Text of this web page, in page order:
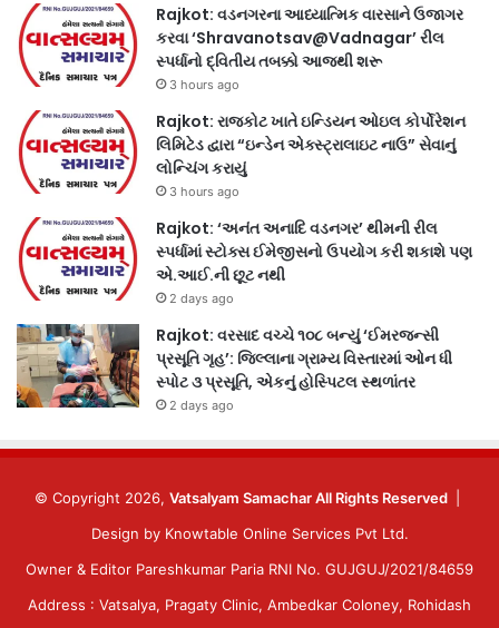
Rajkot: વડનગરના આધ્યાત્મિક વારસાને ઉજાગર
કરવા ‘Shravanotsav@Vadnagar’ રીલ
સ્પર્ધાનો દ્વિતીય તબક્કો આજથી શરૂ
3 hours ago
Rajkot: રાજકોટ ખાતે ઇન્ડિયન ઓઇલ કોર્પોરેશન
લિમિટેડ દ્વારા “ઇન્ડેન એક્સ્ટ્રાલાઇટ નાઉ” સેવાનું
લોન્ચિંગ કરાયું
3 hours ago
Rajkot: ‘અનંત અનાદિ વડનગર’ થીમની રીલ
સ્પર્ધામાં સ્ટોક્સ ઈમેજીસનો ઉપયોગ કરી શકાશે પણ
એ.આઈ.ની છૂટ નથી
2 days ago
Rajkot: વરસાદ વચ્ચે ૧૦૮ બન્યું ‘ઈમરજન્સી
પ્રસૂતિ ગૃહ’: જિલ્લાના ગ્રામ્ય વિસ્તારમાં ઓન ધી
સ્પોટ ૩ પ્રસૂતિ, એકનું હોસ્પિટલ સ્થળાંતર
2 days ago
© Copyright 2026, Vatsalyam Samachar All Rights Reserved
Design by Knowtable Online Services Pvt Ltd.
Owner & Editor Pareshkumar Paria RNI No. GUJGUJ/2021/84659
Address : Vatsalya, Pragaty Clinic, Ambedkar Coloney, Rohidash